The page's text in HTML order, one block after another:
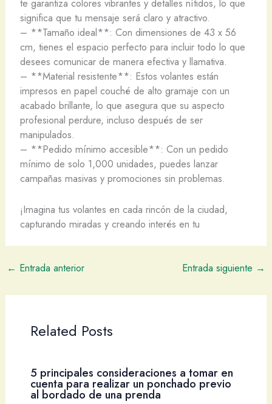
te garantiza colores vibrantes y detalles nítidos, lo que
significa que tu mensaje será claro y atractivo.
– **Tamaño ideal**: Con dimensiones de 43 x 56
cm, tienes el espacio perfecto para incluir todo lo que
desees comunicar de manera efectiva y llamativa.
– **Material resistente**: Estos volantes están
impresos en papel couché de alto gramaje con un
acabado brillante, lo que asegura que su aspecto
profesional perdure, incluso después de ser
manipulados.
– **Pedido mínimo accesible**: Con un pedido
mínimo de solo 1,000 unidades, puedes lanzar
campañas masivas y promociones sin problemas.
¡Imagina tus volantes en cada rincón de la ciudad,
capturando miradas y creando interés en tu
← Entrada anterior Entrada siguiente →
Related Posts
5 principales consideraciones a tomar en
cuenta para realizar un ponchado previo
al bordado de una prenda